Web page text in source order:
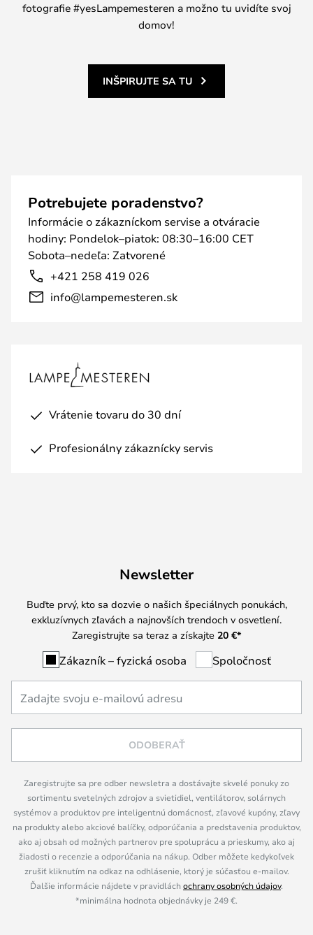
fotografie #yesLampemesteren a možno tu uvidíte svoj
domov!
INŠPIRUJTE SA TU
Potrebujete poradenstvo?
Informácie o zákazníckom servise a otváracie
hodiny: Pondelok–piatok: 08:30–16:00 CET
Sobota–nedeľa: Zatvorené
+421 258 419 026
info@lampemesteren.sk
Vrátenie tovaru do 30 dní
Profesionálny zákaznícky servis
Newsletter
Buďte prvý, kto sa dozvie o našich špeciálnych ponukách,
exkluzívnych zľavách a najnovších trendoch v osvetlení.
Zaregistrujte sa teraz a získajte 20 €*
Zákazník – fyzická osoba Spoločnosť
ODOBERAŤ
Zaregistrujte sa pre odber newsletra a dostávajte skvelé ponuky zo
sortimentu svetelných zdrojov a svietidiel, ventilátorov, solárnych
systémov a produktov pre inteligentnú domácnosť, zľavové kupóny, zľavy
na produkty alebo akciové balíčky, odporúčania a predstavenia produktov,
ako aj obsah od možných partnerov pre spoluprácu a prieskumy, ako aj
žiadosti o recenzie a odporúčania na nákup. Odber môžete kedykoľvek
zrušiť kliknutím na odkaz na odhlásenie, ktorý je súčasťou e-mailov.
Ďalšie informácie nájdete v pravidláchochrany osobných údajov.
*minimálna hodnota objednávky je 249 €.